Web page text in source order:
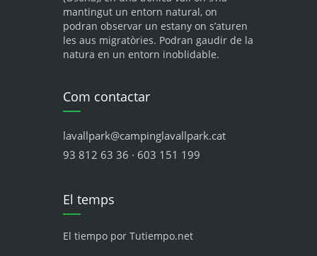
mantingut un entorn natural, on
podran observar un estany on s’aturen
les aus migratòries. Podran gaudir de la
natura en un entorn inoblidable.
Com contactar
lavallpark@campinglavallpark.cat
93 812 63 36 · 603 151 199
El temps
El tiempo por Tutiempo.net